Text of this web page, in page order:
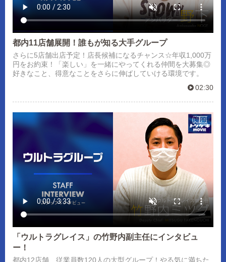
都内11店舗展開！誰もが知る大手グループ
さらに5店舗出店予定！店長候補になるチャンス☆年収1,000万
円をお約束！「楽しい」を一緒にやってくれる仲間を大募集◎
好きなこと、得意なことをさらに伸ばしていける環境です。
02:30
「ウルトラグレイス」の竹野内副主任にインタビュ
ー！
都内12店舗、従業員数120人の大型グループ！やる気に満ちた